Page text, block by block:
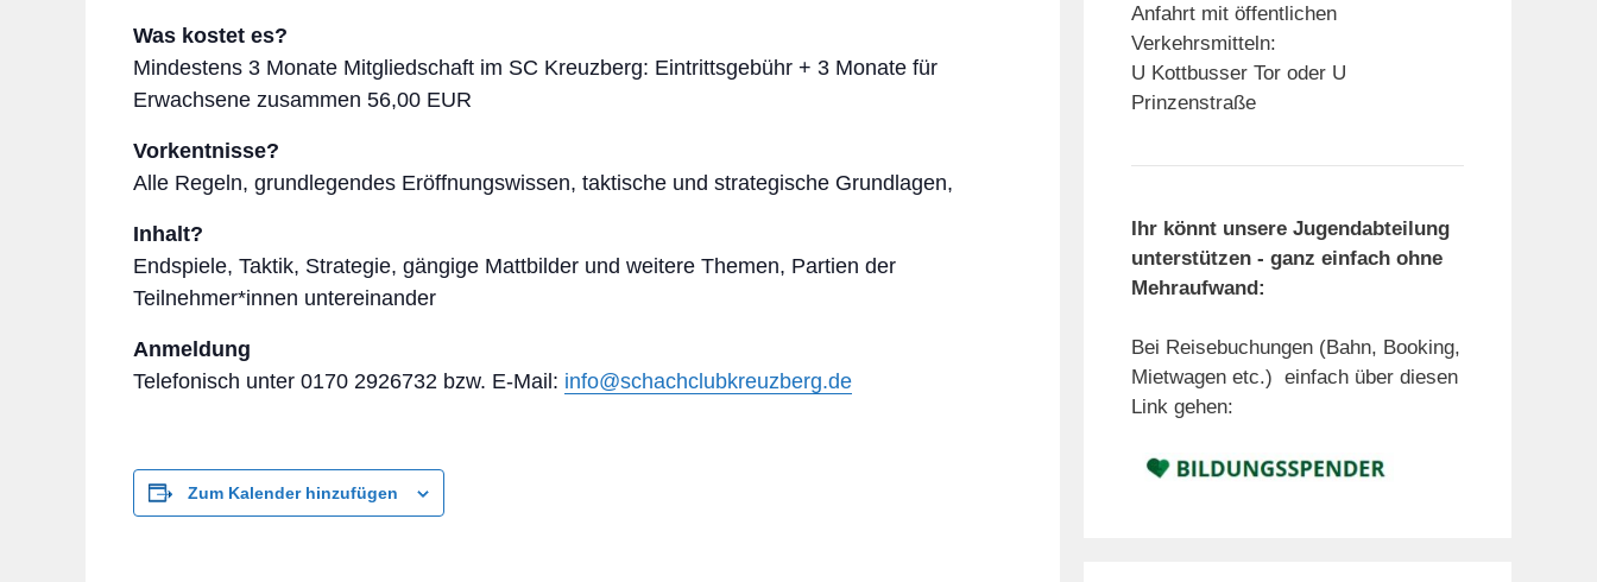
Was kostet es?
Mindestens 3 Monate Mitgliedschaft im SC Kreuzberg: Eintrittsgebühr + 3 Monate für
Erwachsene zusammen 56,00 EUR
Vorkentnisse?
Alle Regeln, grundlegendes Eröffnungswissen, taktische und strategische Grundlagen,
Inhalt?
Endspiele, Taktik, Strategie, gängige Mattbilder und weitere Themen, Partien der
Teilnehmer*innen untereinander
Anmeldung
Telefonisch unter 0170 2926732 bzw. E-Mail: info@schachclubkreuzberg.de
Zum Kalender hinzufügen
Anfahrt mit öffentlichen
Verkehrsmitteln:
U Kottbusser Tor oder U
Prinzenstraße
Ihr könnt unsere Jugendabteilung
unterstützen - ganz einfach ohne
Mehraufwand:
Bei Reisebuchungen (Bahn, Booking,
Mietwagen etc.) einfach über diesen
Link gehen: